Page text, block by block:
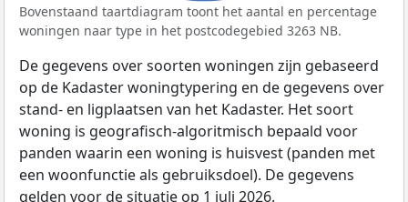
Bovenstaand taartdiagram toont het aantal en percentage
woningen naar type in het postcodegebied 3263 NB.
De gegevens over soorten woningen zijn gebaseerd
op de Kadaster woningtypering en de gegevens over
stand- en ligplaatsen van het Kadaster. Het soort
woning is geografisch-algoritmisch bepaald voor
panden waarin een woning is huisvest (panden met
een woonfunctie als gebruiksdoel). De gegevens
gelden voor de situatie op 1 juli 2026.